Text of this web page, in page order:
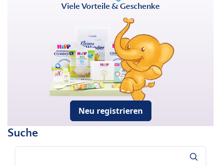
Viele Vorteile & Geschenke
Neu registrieren
Suche